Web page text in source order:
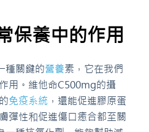
保養中的作用
種關鍵的營養素，它在我們
用。維他命C500mg的攝
免疫系統 ，還能促進膠原蛋
彈性和促進傷口癒合都至關